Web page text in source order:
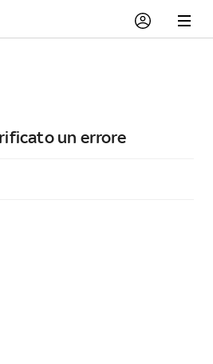
un errore